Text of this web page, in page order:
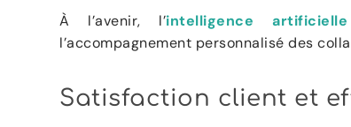
À l’avenir, l’intelligence
l’accompagnement personnalisé des
Satisfaction client et